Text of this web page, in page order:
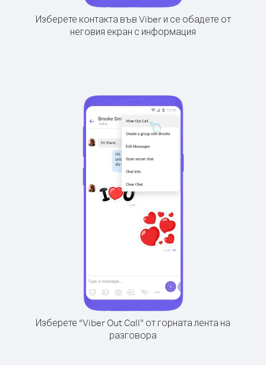
Изберете контакта във Viber и се обадете от
неговия екран с информация
Изберете “Viber Out Call” от горната лента на
разговора